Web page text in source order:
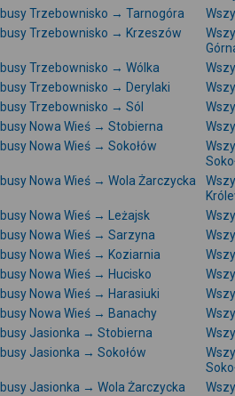
Trzebownisko → Tarnogóra
Trzebownisko → Krzeszów
Trzebownisko → Wólka
Trzebownisko → Derylaki
Trzebownisko → Sól
Nowa Wieś → Stobierna
Nowa Wieś → Sokołów
Nowa Wieś → Wola Żarczycka
Nowa Wieś → Leżajsk
Nowa Wieś → Sarzyna
Nowa Wieś → Koziarnia
Nowa Wieś → Hucisko
Nowa Wieś → Harasiuki
Nowa Wieś → Banachy
Jasionka → Stobierna
Jasionka → Sokołów
Jasionka → Wola Żarczycka